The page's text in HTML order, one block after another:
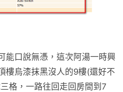
能口說無憑，這次阿湯一時興
樓烏漆抹黑沒人的9樓(還好不
格，一路往回走回房間到7